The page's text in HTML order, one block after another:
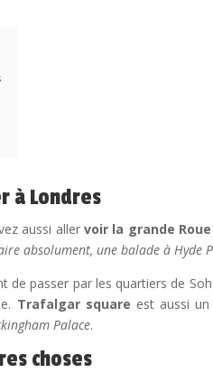
à Londres
aussi aller voir la grande
absolument, une balade à Hyde
par les quartiers de Soho
Trafalgar square est aussi
Palace.
choses